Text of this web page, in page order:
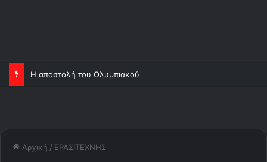
Η αποστολή του Ολυμπιακού
Αρχική / ΕΡΑΣΙΤΕΧΝΗΣ